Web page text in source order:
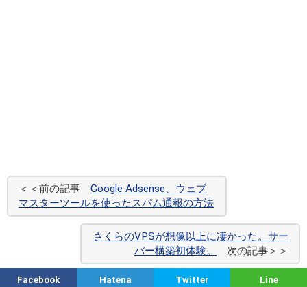
＜＜前の記事 Google Adsense、ウェブ
マスターツールを使ったスパム通報の方法
さくらのVPSが想像以上に凄かった。サー
バー構築初体験。
次の記事＞＞
Facebook Hatena Twitter Line